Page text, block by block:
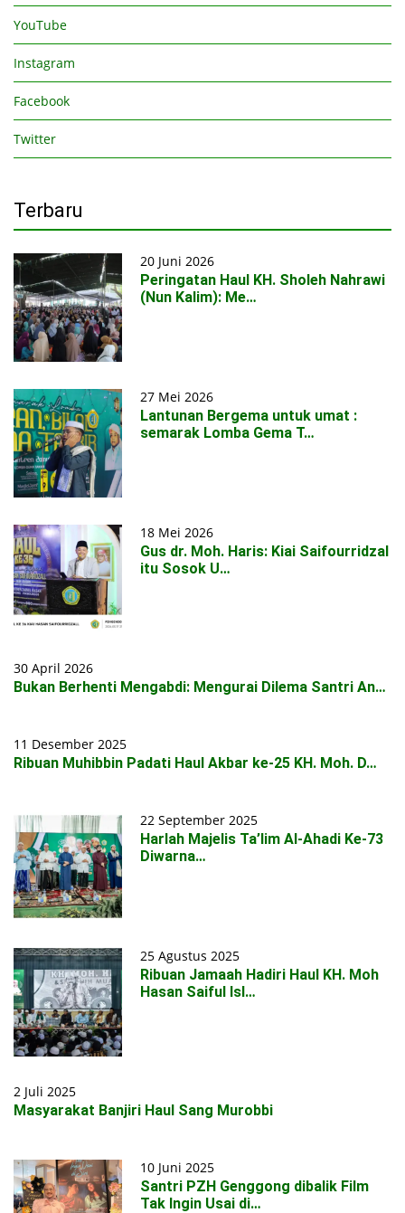
YouTube
Instagram
Facebook
Twitter
Terbaru
20 Juni 2026
Peringatan Haul KH. Sholeh Nahrawi
(Nun Kalim): Me…
27 Mei 2026
Lantunan Bergema untuk umat :
semarak Lomba Gema T…
18 Mei 2026
Gus dr. Moh. Haris: Kiai Saifourridzal
itu Sosok U…
30 April 2026
Bukan Berhenti Mengabdi: Mengurai Dilema Santri An…
11 Desember 2025
Ribuan Muhibbin Padati Haul Akbar ke-25 KH. Moh. D…
22 September 2025
Harlah Majelis Ta’lim Al-Ahadi Ke-73
Diwarna…
25 Agustus 2025
Ribuan Jamaah Hadiri Haul KH. Moh
Hasan Saiful Isl…
2 Juli 2025
Masyarakat Banjiri Haul Sang Murobbi
10 Juni 2025
Santri PZH Genggong dibalik Film
Tak Ingin Usai di…